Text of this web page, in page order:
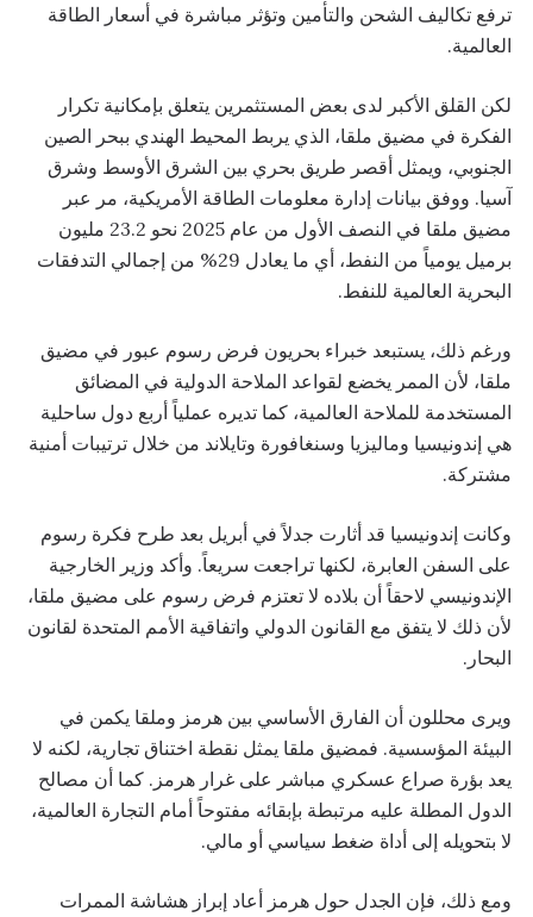
ترفع تكاليف الشحن والتأمين وتؤثر مباشرة في أسعار الطاقة
العالمية.
لكن القلق الأكبر لدى بعض المستثمرين يتعلق بإمكانية تكرار
الفكرة في مضيق ملقا، الذي يربط المحيط الهندي ببحر الصين
الجنوبي، ويمثل أقصر طريق بحري بين الشرق الأوسط وشرق
آسيا. ووفق بيانات إدارة معلومات الطاقة الأمريكية، مر عبر
مضيق ملقا في النصف الأول من عام 2025 نحو 23.2 مليون
برميل يومياً من النفط، أي ما يعادل 29% من إجمالي التدفقات
البحرية العالمية للنفط.
ورغم ذلك، يستبعد خبراء بحريون فرض رسوم عبور في مضيق
ملقا، لأن الممر يخضع لقواعد الملاحة الدولية في المضائق
المستخدمة للملاحة العالمية، كما تديره عملياً أربع دول ساحلية
هي إندونيسيا وماليزيا وسنغافورة وتايلاند من خلال ترتيبات أمنية
مشتركة.
وكانت إندونيسيا قد أثارت جدلاً في أبريل بعد طرح فكرة رسوم
على السفن العابرة، لكنها تراجعت سريعاً. وأكد وزير الخارجية
الإندونيسي لاحقاً أن بلاده لا تعتزم فرض رسوم على مضيق ملقا،
لأن ذلك لا يتفق مع القانون الدولي واتفاقية الأمم المتحدة لقانون
البحار.
ويرى محللون أن الفارق الأساسي بين هرمز وملقا يكمن في
البيئة المؤسسية. فمضيق ملقا يمثل نقطة اختناق تجارية، لكنه لا
يعد بؤرة صراع عسكري مباشر على غرار هرمز. كما أن مصالح
الدول المطلة عليه مرتبطة بإبقائه مفتوحاً أمام التجارة العالمية،
لا بتحويله إلى أداة ضغط سياسي أو مالي.
ومع ذلك، فإن الجدل حول هرمز أعاد إبراز هشاشة الممرات